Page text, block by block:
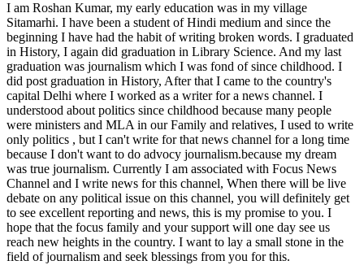
I am Roshan Kumar, my early education was in my village
Sitamarhi. I have been a student of Hindi medium and since the
beginning I have had the habit of writing broken words. I graduated
in History, I again did graduation in Library Science. And my last
graduation was journalism which I was fond of since childhood. I
did post graduation in History, After that I came to the country's
capital Delhi where I worked as a writer for a news channel. I
understood about politics since childhood because many people
were ministers and MLA in our Family and relatives, I used to write
only politics , but I can't write for that news channel for a long time
because I don't want to do advocy journalism.because my dream
was true journalism. Currently I am associated with Focus News
Channel and I write news for this channel, When there will be live
debate on any political issue on this channel, you will definitely get
to see excellent reporting and news, this is my promise to you. I
hope that the focus family and your support will one day see us
reach new heights in the country. I want to lay a small stone in the
field of journalism and seek blessings from you for this.